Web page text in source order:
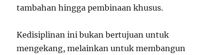
tambahan hingga pembinaan khusus.
Kedisiplinan ini bukan bertujuan untuk
mengekang, melainkan untuk membangun